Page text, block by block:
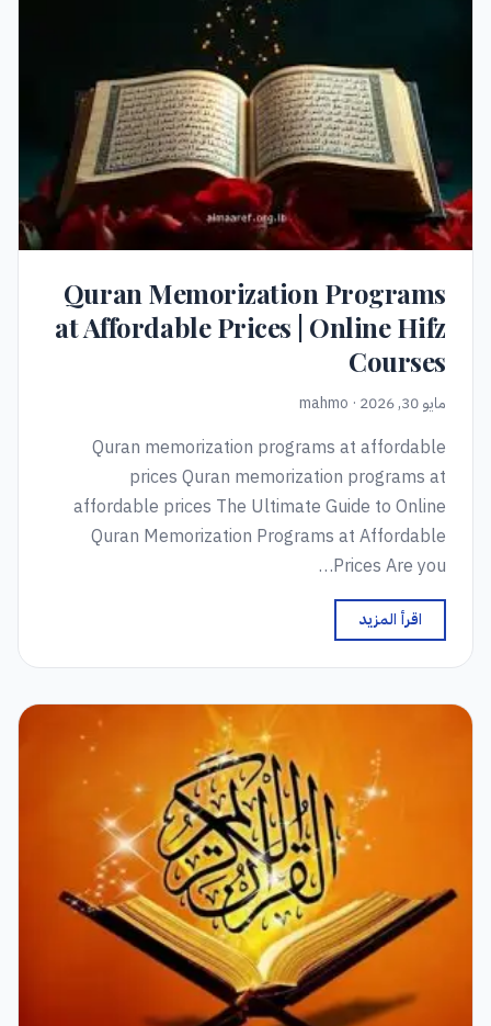
Quran Memorization Programs
at Affordable Prices | Online Hifz
Courses
مايو 30, 2026 · mahmo
Quran memorization programs at affordable
prices Quran memorization programs at
affordable prices The Ultimate Guide to Online
Quran Memorization Programs at Affordable
Prices Are you…
اقرأ المزيد